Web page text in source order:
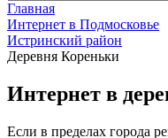
Главная
Интернет в Подмосковье
Истринский район
Деревня Кореньки
Интернет в
Если в пределах города